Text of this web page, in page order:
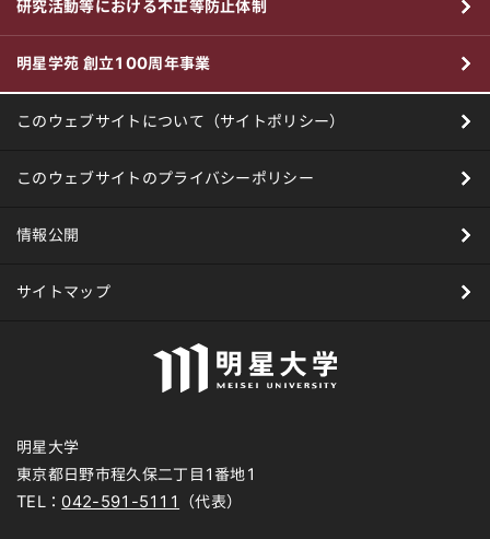
研究活動等における不正等防止体制
明星学苑 創立100周年事業
このウェブサイトについて（サイトポリシー）
このウェブサイトのプライバシーポリシー
情報公開
サイトマップ
明星大学
東京都日野市程久保二丁目1番地1
TEL： 042-591-5111 （代表）